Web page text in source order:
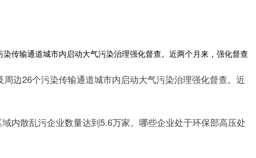
传输通道城市内启动大气污染治理强化督查。近两个月来，强化督查
边26个污染传输通道城市内启动大气污染治理强化督查。近
内散乱污企业数量达到5.6万家。哪些企业处于环保部高压处